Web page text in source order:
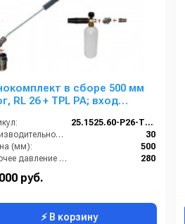
в сборе 500 мм
RL 26 + TPL РА; вход
25.1525.60-P26-TPL
Производительность (л/мин):
30
(мм):
500
Рабочее давление (бар):
280
руб.
⚡ В корзину